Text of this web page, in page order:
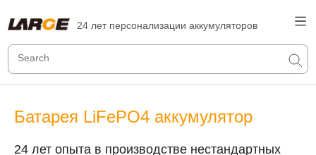
24 лет персонализации аккумуляторов
Батарея LiFePO4 аккумулятор
24 лет опыта в производстве нестандартных